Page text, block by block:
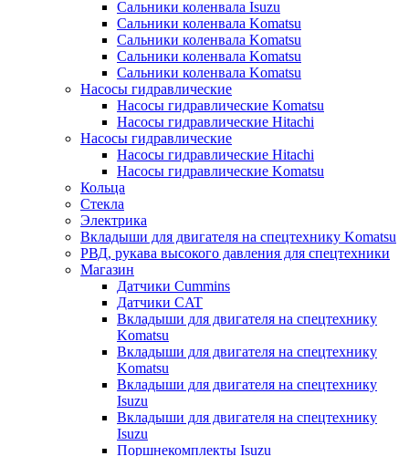
Сальники коленвала Isuzu
Сальники коленвала Komatsu
Сальники коленвала Komatsu
Сальники коленвала Komatsu
Сальники коленвала Komatsu
Насосы гидравлические
Насосы гидравлические Komatsu
Насосы гидравлические Hitachi
Насосы гидравлические
Насосы гидравлические Hitachi
Насосы гидравлические Komatsu
Кольца
Стекла
Электрика
Вкладыши для двигателя на спецтехнику Komatsu
РВД, рукава высокого давления для спецтехники
Магазин
Датчики Cummins
Датчики CAT
Вкладыши для двигателя на спецтехнику
Komatsu
Вкладыши для двигателя на спецтехнику
Komatsu
Вкладыши для двигателя на спецтехнику
Isuzu
Вкладыши для двигателя на спецтехнику
Isuzu
Поршнекомплекты Isuzu